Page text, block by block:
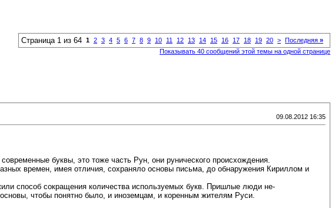
Страница 1 из 64 1 2 3 4 5 6 7 8 9 10 11 12 13 14 15 16 17 18 19 20 > Последняя »
Показывать 40 сообщений этой темы на одной странице
09.08.2012 16:35
буквы, это тоже часть Рун, они рунического происхождения.
времен, имея отличия, сохраняло основы письма, до обнаружения Кириллом и
способ сокращения количества используемых букв. Пришлые люди не-
чтобы понятно было, и иноземцам, и коренным жителям Руси.